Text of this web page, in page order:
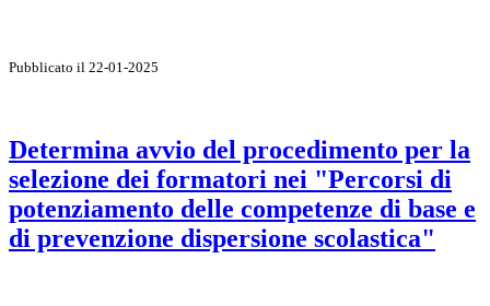
Pubblicato il 22-01-2025
Determina avvio del procedimento per la
selezione dei formatori nei "Percorsi di
potenziamento delle competenze di base e
di prevenzione dispersione scolastica"